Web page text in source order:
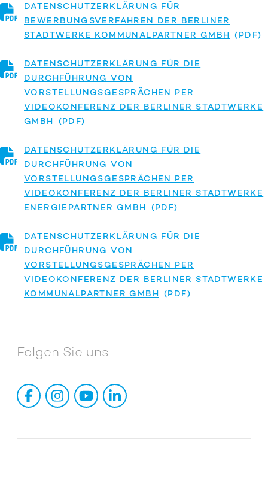
DATENSCHUTZERKLÄRUNG FÜR
BEWERBUNGSVERFAHREN DER BERLINER
STADTWERKE KOMMUNALPARTNER GMBH
DATENSCHUTZERKLÄRUNG FÜR DIE
DURCHFÜHRUNG VON
VORSTELLUNGSGESPRÄCHEN PER
VIDEOKONFERENZ DER BERLINER STADTWERKE
GMBH
DATENSCHUTZERKLÄRUNG FÜR DIE
DURCHFÜHRUNG VON
VORSTELLUNGSGESPRÄCHEN PER
VIDEOKONFERENZ DER BERLINER STADTWERKE
ENERGIEPARTNER GMBH
DATENSCHUTZERKLÄRUNG FÜR DIE
DURCHFÜHRUNG VON
VORSTELLUNGSGESPRÄCHEN PER
VIDEOKONFERENZ DER BERLINER STADTWERKE
KOMMUNALPARTNER GMBH
Folgen Sie uns